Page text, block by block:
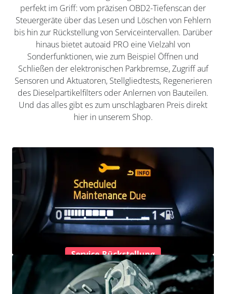
perfekt im Griff: vom präzisen OBD2-Tiefenscan der
Steuergeräte über das Lesen und Löschen von Fehlern
bis hin zur Rückstellung von Serviceintervallen. Darüber
hinaus bietet autoaid PRO eine Vielzahl von
Sonderfunktionen, wie zum Beispiel Öffnen und
Schließen der elektronischen Parkbremse, Zugriff auf
Sensoren und Aktuatoren, Stellgliedtests, Regenerieren
des Dieselpartikelfilters oder Anlernen von Bauteilen.
Und das alles gibt es zum unschlagbaren Preis direkt
hier in unserem Shop.
Service-Rückstellung